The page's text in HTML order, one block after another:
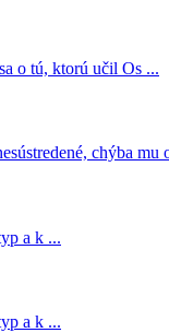
o tú, ktorú učil Os ...
chýba mu
a k ...
a k ...